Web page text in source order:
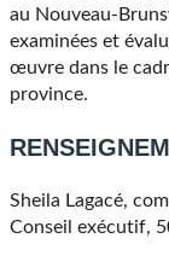
au Nouveau-
examinées et
œuvre dans le
province.
Sheila Lagacé,
Conseil exécutif,